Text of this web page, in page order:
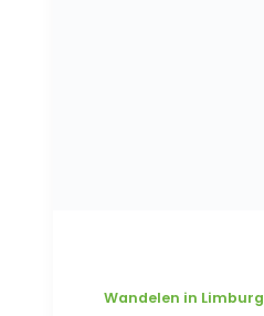
Wandelen in Limburg